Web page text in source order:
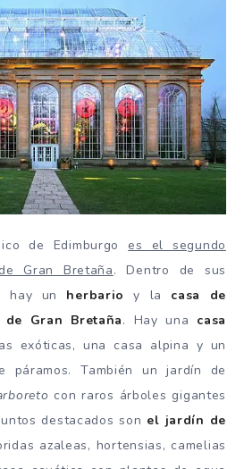
de Edimburgo es el segundo
Gran Bretaña. Dentro de sus
hay un herbario y la casa de
Gran Bretaña. Hay una casa
exóticas, una casa alpina y un
páramos. También un jardín de
con raros árboles gigantes
destacados son el jardín de
azaleas, hortensias, camelias